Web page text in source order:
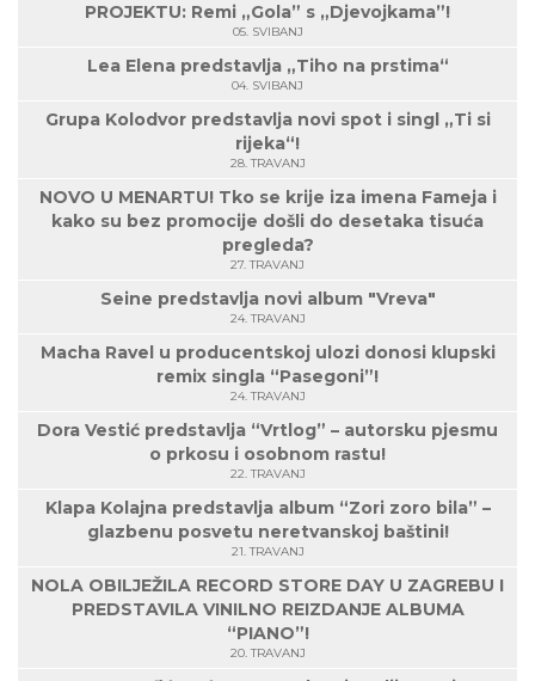
PROJEKTU: Remi „Gola” s „Djevojkama”!
05. SVIBANJ
Lea Elena predstavlja „Tiho na prstima“
04. SVIBANJ
Grupa Kolodvor predstavlja novi spot i singl „Ti si
rijeka“!
28. TRAVANJ
NOVO U MENARTU! Tko se krije iza imena Fameja i
kako su bez promocije došli do desetaka tisuća
pregleda?
27. TRAVANJ
Seine predstavlja novi album "Vreva"
24. TRAVANJ
Macha Ravel u producentskoj ulozi donosi klupski
remix singla “Pasegoni”!
24. TRAVANJ
Dora Vestić predstavlja “Vrtlog” – autorsku pjesmu
o prkosu i osobnom rastu!
22. TRAVANJ
Klapa Kolajna predstavlja album “Zori zoro bila” –
glazbenu posvetu neretvanskoj baštini!
21. TRAVANJ
NOLA OBILJEŽILA RECORD STORE DAY U ZAGREBU I
PREDSTAVILA VINILNO REIZDANJE ALBUMA
“PIANO”!
20. TRAVANJ